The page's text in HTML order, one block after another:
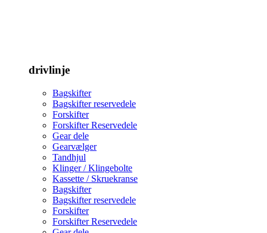
drivlinje
Bagskifter
Bagskifter reservedele
Forskifter
Forskifter Reservedele
Gear dele
Gearvælger
Tandhjul
Klinger / Klingebolte
Kassette / Skruekranse
Bagskifter
Bagskifter reservedele
Forskifter
Forskifter Reservedele